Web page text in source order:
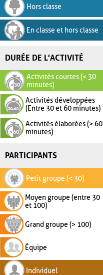
Hors classe
En classe et hors classe
DURÉE DE L'ACTIVITÉ
Activités courtes (< 30
minutes)
Activités développées
(Entre 30 et 60 minutes)
Activités élaborées (> 60
minutes)
PARTICIPANTS
Petit groupe (< 30)
Moyen groupe (entre 30
et 100)
Grand groupe (> 100)
Équipe
Individuel